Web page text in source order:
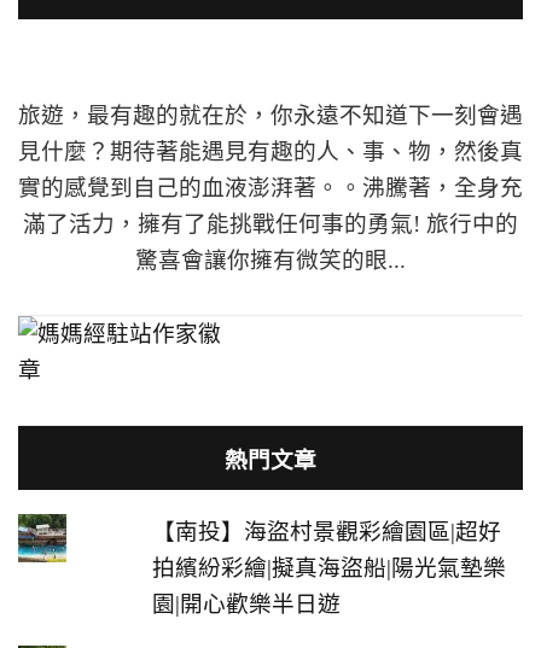
旅遊，最有趣的就在於，你永遠不知道下一刻會遇
見什麼？期待著能遇見有趣的人、事、物，然後真
實的感覺到自己的血液澎湃著。。沸騰著，全身充
滿了活力，擁有了能挑戰任何事的勇氣! 旅行中的
驚喜會讓你擁有微笑的眼...
熱門文章
【南投】海盜村景觀彩繪園區|超好
拍繽紛彩繪|擬真海盜船|陽光氣墊樂
園|開心歡樂半日遊